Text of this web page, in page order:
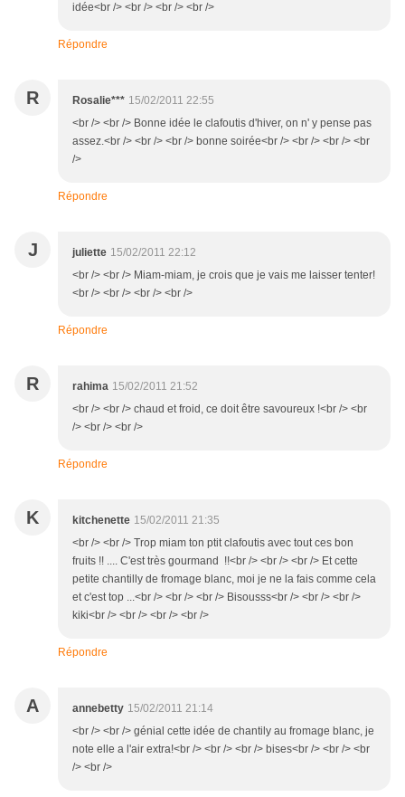
idée<br /> <br /> <br /> <br />
Répondre
R Rosalie*** 15/02/2011 22:55
<br /> <br /> Bonne idée le clafoutis d'hiver, on n' y pense pas
assez.<br /> <br /> <br /> bonne soirée<br /> <br /> <br /> <br
/>
Répondre
J juliette 15/02/2011 22:12
<br /> <br /> Miam-miam, je crois que je vais me laisser tenter!
<br /> <br /> <br /> <br />
Répondre
R rahima 15/02/2011 21:52
<br /> <br /> chaud et froid, ce doit être savoureux !<br /> <br
/> <br /> <br />
Répondre
K kitchenette 15/02/2011 21:35
<br /> <br /> Trop miam ton ptit clafoutis avec tout ces bon
fruits !! .... C'est très gourmand !!<br /> <br /> <br /> Et cette
petite chantilly de fromage blanc, moi je ne la fais comme cela
et c'est top ...<br /> <br /> <br /> Bisousss<br /> <br /> <br />
kiki<br /> <br /> <br /> <br />
Répondre
A annebetty 15/02/2011 21:14
<br /> <br /> génial cette idée de chantily au fromage blanc, je
note elle a l'air extra!<br /> <br /> <br /> bises<br /> <br /> <br
/> <br />